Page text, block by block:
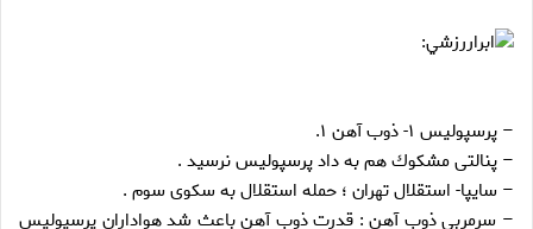
ابراررزشي:
– پرسپوليس ۱- ذوب آهن ۱.
– پنالتى مشكوك هم به داد پرسپوليس نرسيد .
– سايپا- استقلال تهران ؛ حمله استقلال به سكوى سوم .
– سرمربي ذوب آهن : قدرت ذوب آهن باعث شد هواداران پرسپوليس